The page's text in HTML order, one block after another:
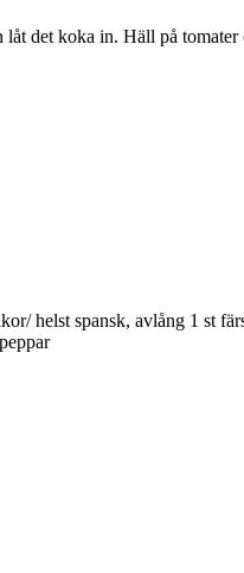
det koka in. Häll på tomater
helst spansk, avlång 1 st